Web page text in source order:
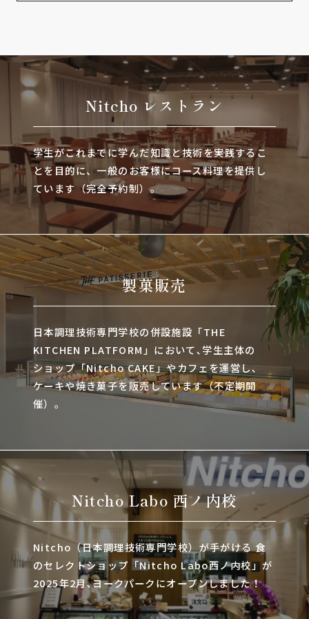
Nitcho レストラン
学生がこれまでに学んだ知識と技術を実践するこ
とを目的に、一般のお客様にコース料理を提供し
ています（完全予約制）。
製菓販売
日本調理技術専門学校の併設施設「THE
KITCHEN PLATFORM」において､学生主体の
ショップ「Nitcho CAKE」やカフェを運営し､
ケーキや焼き菓子を販売しています（不定期開
催）。
Nitcho Labo 西ノ内校
Nitcho（日本調理技術専門学校）が手がける 食
のセレクトショップ「Nitcho Labo西ノ内校」が
2025年2月､ヨークパークにオープンしました！